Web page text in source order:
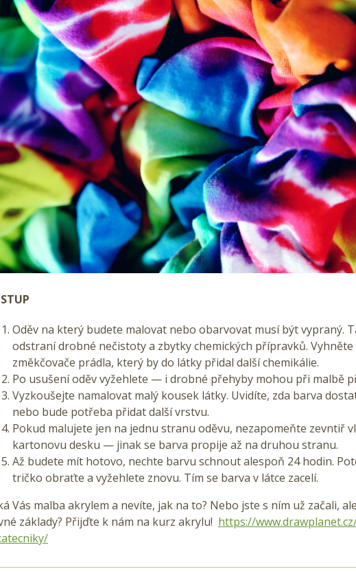
Oděv na který budete malovat nebo obarvovat musí být vypraný.
odstraní drobné nečistoty a zbytky chemických přípravků.
změkčovače prádla, který by do látky přidal další chemikálie.
Po usušení oděv vyžehlete — i drobné přehyby mohou při malbě
Vyzkoušejte namalovat malý kousek látky. Uvidíte, zda barva
nebo bude potřeba přidat další vrstvu.
Pokud malujete jen na jednu stranu oděvu, nezapomeňte zevntiř
kartonovu desku — jinak se barva propije až na druhou stranu.
Až budete mít hotovo, nechte barvu schnout alespoň 24 hodin.
tričko obraťte a vyžehlete znovu. Tím se barva v látce zacelí.
Vás malba akrylem a nevíte, jak na to? Nebo jste s ním už začali,
základy? Přijďte k nám na kurz akrylu! https://